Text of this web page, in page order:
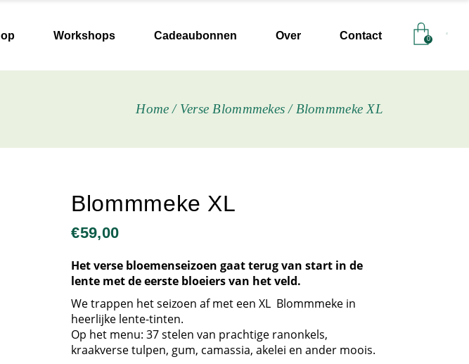
en afscheid
Workshops Cadeaubonnen Over
Feest
Werkwijze
Contact
Cadeaubon controleren
Contacteer ons
0
& Vazen
de slag
en afscheid
Feest
Cadeaubon controleren
Home Verse Blommmekes Blommmeke XL
Blommmeke XL
€59,00
Het verse bloemenseizoen gaat terug van start in de
lente met de eerste bloeiers van het veld.
We trappen het seizoen af met een XL Blommmeke in
heerlijke lente-tinten.
Op het menu: 37 stelen van prachtige ranonkels,
kraakverse tulpen, gum, camassia, akelei en ander moois.